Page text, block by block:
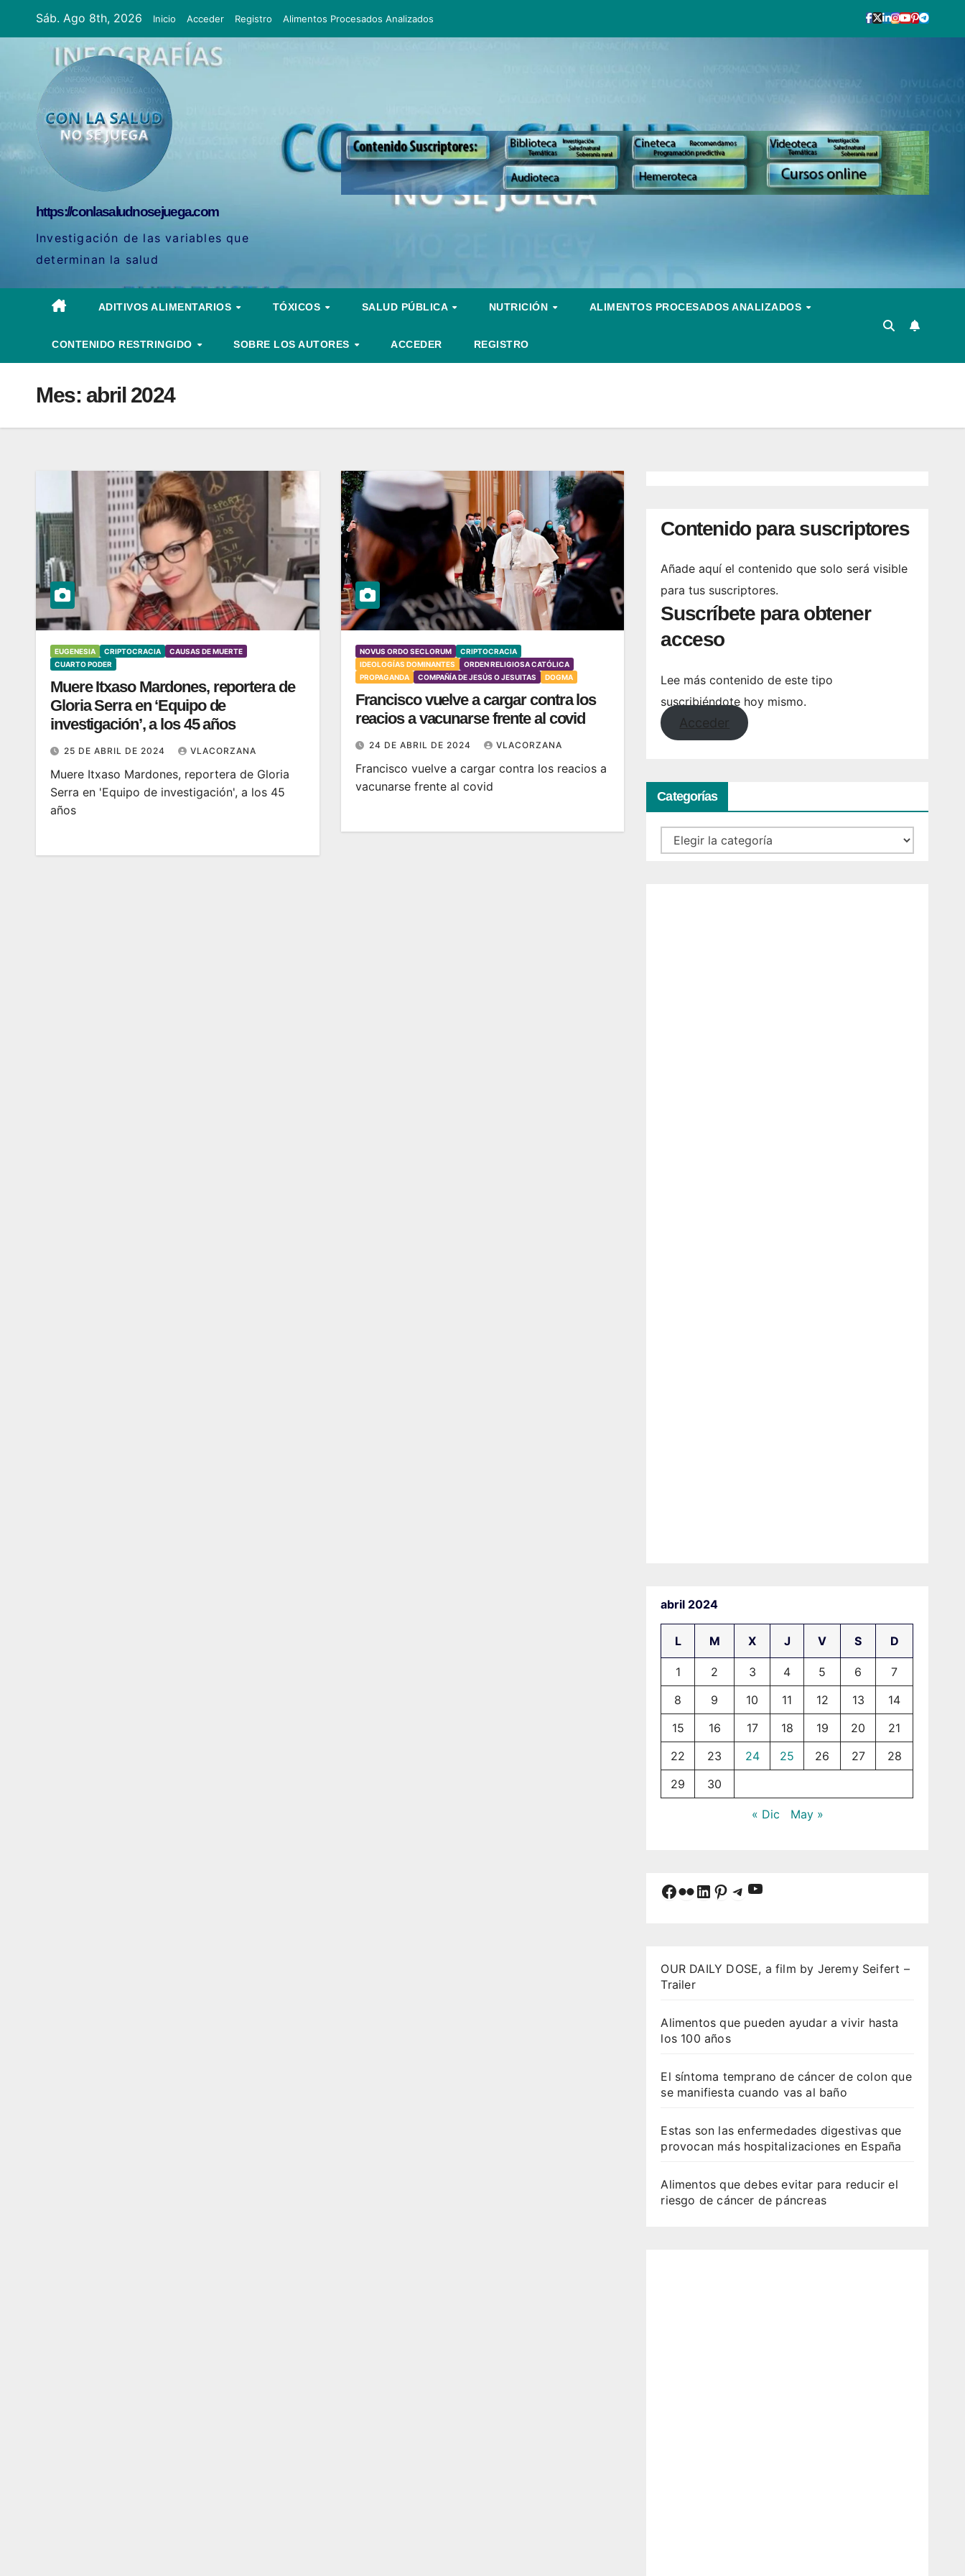
contenido
Sáb. Ago 8th, 2026 Inicio Acceder Registro Alimentos Procesados Analizados
https://conlasaludnosejuega.com
Investigación de las variables que
determinan la salud
ADITIVOS ALIMENTARIOS TÓXICOS SALUD PÚBLICA NUTRICIÓN ALIMENTOS PROCESADOS ANALIZADOS
CONTENIDO RESTRINGIDO SOBRE LOS AUTORES ACCEDER REGISTRO
Mes: abril 2024
EUGENESIA CRIPTOCRACIA
CAUSAS DE MUERTE
CUARTO PODER
Muere Itxaso Mardones, reportera de
Gloria Serra en ‘Equipo de
investigación’, a los 45 años
25 DE ABRIL DE 2024 VLACORZANA
Muere Itxaso Mardones, reportera de Gloria
Serra en 'Equipo de investigación', a los 45
años
NOVUS ORDO SECLORUM
CRIPTOCRACIA
IDEOLOGÍAS DOMINANTES
ORDEN RELIGIOSA CATÓLICA
PROPAGANDA
COMPAÑÍA DE JESÚS O JESUITAS DOGMA
Francisco vuelve a cargar contra los
reacios a vacunarse frente al covid
24 DE ABRIL DE 2024 VLACORZANA
Francisco vuelve a cargar contra los reacios a
vacunarse frente al covid
Contenido para suscriptores
Añade aquí el contenido que solo será visible
para tus suscriptores.
Suscríbete para obtener
acceso
Lee más contenido de este tipo
suscribiéndote hoy mismo.
Acceder
Categorías
Categorías
abril 2024
L M X J V S D
1 2 3 4 5 6
7
8
9 10 11 12 13
14
15
16 17 18 19 20
21
22
23 24 25 26 27
28
29
30
« Dic May »
Facebook
Flickr
LinkedIn
Pinterest
Telegram
YouTube
OUR DAILY DOSE, a film by Jeremy Seifert –
Trailer
Alimentos que pueden ayudar a vivir hasta
los 100 años
El síntoma temprano de cáncer de colon que
se manifiesta cuando vas al baño
Estas son las enfermedades digestivas que
provocan más hospitalizaciones en España
Alimentos que debes evitar para reducir el
riesgo de cáncer de páncreas